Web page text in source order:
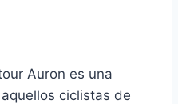
Auron es una
ciclistas de